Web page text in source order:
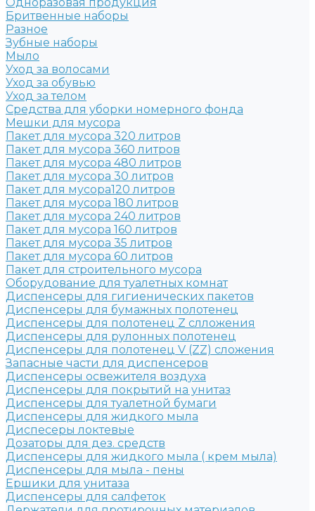
Бритвенные наборы
Разное
Зубные наборы
Мыло
Уход за волосами
Уход за обувью
Уход за телом
Средства для уборки номерного фонда
Мешки для мусора
Пакет для мусора 320 литров
Пакет для мусора 360 литров
Пакет для мусора 480 литров
Пакет для мусора 30 литров
Пакет для мусора120 литров
Пакет для мусора 180 литров
Пакет для мусора 240 литров
Пакет для мусора 160 литров
Пакет для мусора 35 литров
Пакет для мусора 60 литров
Пакет для строительного мусора
Оборудование для туалетных комнат
Диспенсеры для гигиенических пакетов
Диспенсеры для бумажных полотенец
Диспенсеры для полотенец Z слложения
Диспенсеры для рулонных полотенец
Диспенсеры для полотенец V (ZZ) сложения
Запасные части для диспенсеров
Диспенсеры освежителя воздуха
Диспенсеры для покрытий на унитаз
Диспенсеры для туалетной бумаги
Диспенсеры для жидкого мыла
Диспесеры локтевые
Дозаторы для дез. средств
Диспенсеры для жидкого мыла ( крем мыла)
Диспенсеры для мыла - пены
Ершики для унитаза
Диспенсеры для салфеток